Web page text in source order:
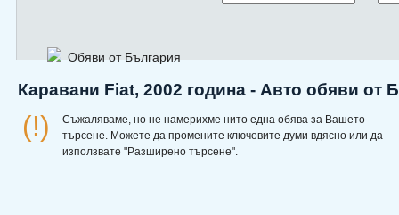
Обяви от България
Каравани Fiat, 2002 година - Авто обяви от
(!)
Съжаляваме, но не намерихме нито една обява за Вашето
търсене. Можете да промените ключовите думи вдясно или да
използвате "Разширено търсене".